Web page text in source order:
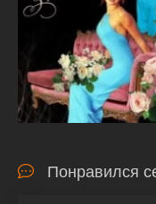
Понравился